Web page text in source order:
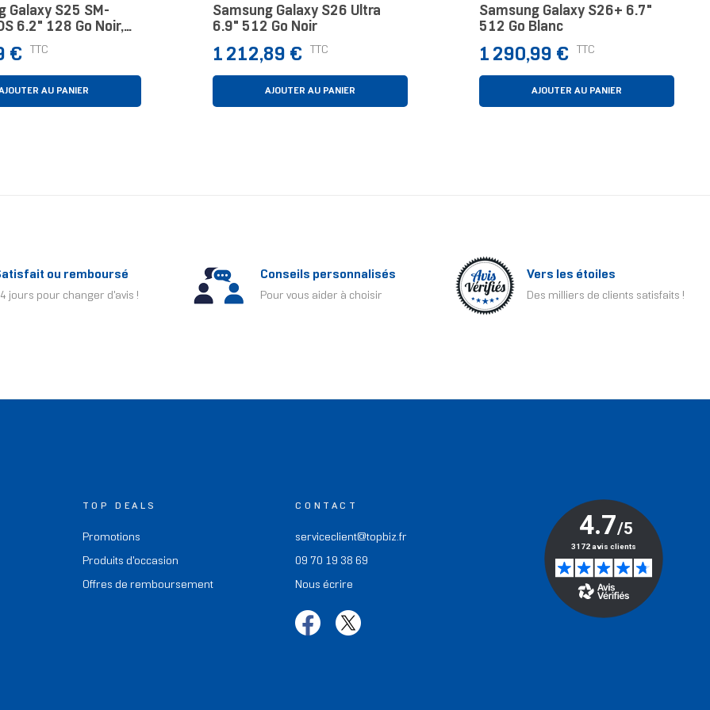
Galaxy S25 SM-
6.2" 128 Go Noir,
€ TTC
AU PANIER
Samsung Galaxy S26 Ultra
6.9" 512 Go Noir
Prix
1 212,89 € TTC
AJOUTER AU PANIER
Samsung Galaxy S26+ 6.7"
512 Go Blanc
Prix
1 290,99 € TTC
AJOUTER AU PANIER
ou remboursé
jours pour changer d'avis !
Conseils personnalisés
Pour vous aider à choisir
Vers les étoiles
Des milliers de clients satisfaits !
TOP DEALS
Promotions
Produits d'occasion
Offres de remboursement
CONTACT
serviceclient@topbiz.fr
09 70 19 38 69
Nous écrire